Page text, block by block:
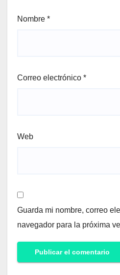
Nombre *
Correo electrónico *
Web
Guarda mi nombre, correo
navegador para la próxima